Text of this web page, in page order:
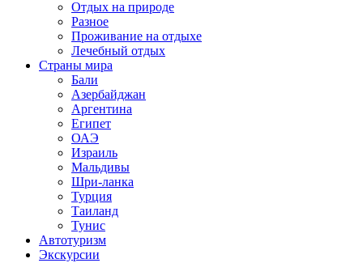
Отдых на природе
Разное
Проживание на отдыхе
Лечебный отдых
Страны мира
Бали
Азербайджан
Аргентина
Египет
ОАЭ
Израиль
Мальдивы
Шри-ланка
Турция
Таиланд
Тунис
Автотуризм
Экскурсии